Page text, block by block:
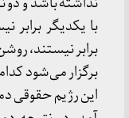
با یکدیگر
برابر نیستند،
برگزار می‌شود
این رژیم حقوقی